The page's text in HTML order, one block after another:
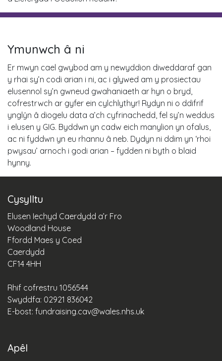
Ymunwch â ni
Er mwyn cael gwybod am y newyddion diweddaraf gan
y rhai sy’n codi arian i ni, ac i glywed am y prosiectau
elusennol sy’n gwneud gwahaniaeth ar hyn o bryd,
cofrestrwch ar gyfer ein cylchlythyr! Rydyn ni o ddifrif
ynglŷn â diogelu data a’ch cyfrinachedd, fel sy’n weddus
i elusen y GIG. Byddwn yn cadw eich manylion yn ofalus,
ac ni fyddwn yn eu rhannu â neb. Dydyn ni ddim yn ‘rhoi
pwysau’ arnoch i godi arian – fydden ni byth o blaid
hynny.
Cysylltu
Elusen Iechyd Caerdydd a’r Fro
Woodland House
Ffordd Maes y Coed
Caerdydd
CF14 4HH
Rhif cofrestru 1056544
Swyddfa: 02921 836042
E-bost: fundraising.cav@wales.nhs.uk
Apêl